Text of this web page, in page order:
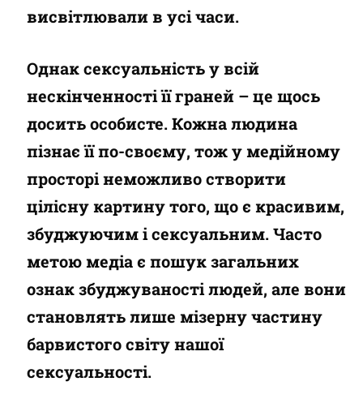
висвітлювали в усі часи.
Однак сексуальність у всій
нескінченності її граней – це щось
досить особисте. Кожна людина
пізнає її по-своєму, тож у медійному
просторі неможливо створити
цілісну картину того, що є красивим,
збуджуючим і сексуальним. Часто
метою медіа є пошук загальних
ознак збуджуваності людей, але вони
становлять лише мізерну частину
барвистого світу нашої
сексуальності.